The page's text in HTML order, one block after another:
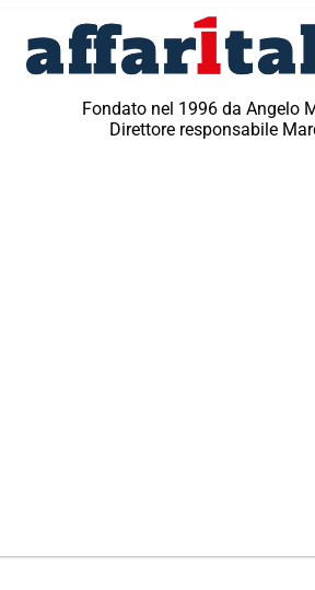
Fondato nel 1996 da Angelo
Direttore responsabile